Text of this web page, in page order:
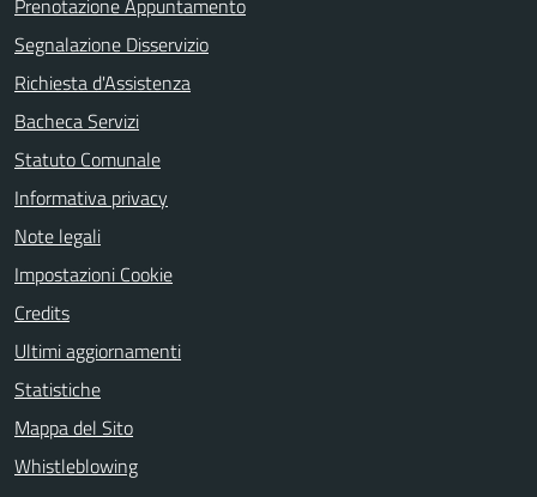
Prenotazione Appuntamento
Segnalazione Disservizio
Richiesta d'Assistenza
Bacheca Servizi
Statuto Comunale
Informativa privacy
Note legali
Impostazioni Cookie
Credits
Ultimi aggiornamenti
Statistiche
Mappa del Sito
Whistleblowing